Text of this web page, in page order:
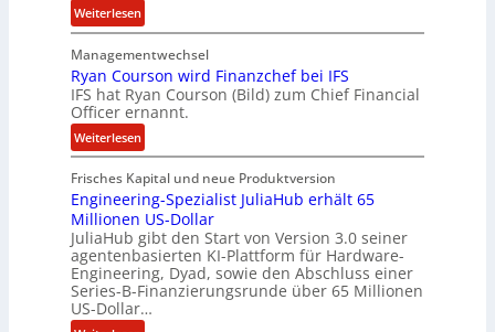
t
e
n
z
u
s
a
m
m
e
n
Weiterlesen:
L
ö
s
e
g
e
l
d
z
a
h
l
e
i
Managementwechsel
Ryan Courson wird Finanzchef bei IFS
IFS hat Ryan Courson (Bild) zum Chief Financial
Officer ernannt.
Weiterlesen:
R
y
a
n
C
o
u
s
Frisches Kapital und neue Produktversion
Engineering-Spezialist JuliaHub erhält 65
Millionen US-Dollar
JuliaHub gibt den Start von Version 3.0 seiner
agentenbasierten KI-Plattform für Hardware-
Engineering, Dyad, sowie den Abschluss einer
Series-B-Finanzierungsrunde über 65 Millionen
US-Dollar…